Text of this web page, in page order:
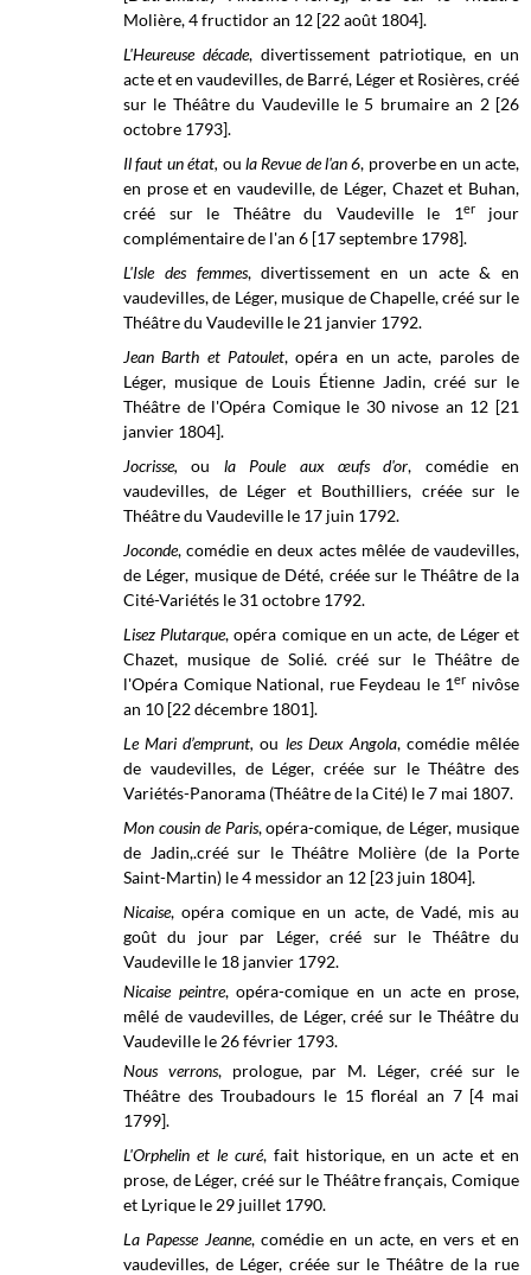
Molière, 4 fructidor an 12 [22 août 1804].
L'Heureuse décade, divertissement patriotique, en un
acte et en vaudevilles, de Barré, Léger et Rosières, créé
sur le Théâtre du Vaudeville le 5 brumaire an 2 [26
octobre 1793].
Il faut un état, ou la Revue de l'an 6, proverbe en un acte,
en prose et en vaudeville,de Léger, Chazet et Buhan,
créé sur le Théâtre du Vaudeville le 1erjour
complémentaire de l'an 6 [17 septembre 1798].
L'Isle des femmes, divertissement en un acte & en
vaudevilles, de Léger, musique de Chapelle, créé sur le
Théâtre du Vaudeville le 21 janvier 1792.
Jean Barth et Patoulet, opéra en un acte, paroles de
Léger, musique de Louis Étienne Jadin, créé sur le
Théâtre de l'Opéra Comique le 30 nivose an 12 [21
janvier 1804].
Jocrisse,ou la Poule aux œufs d'or, comédie en
vaudevilles, de Léger et Bouthilliers, créée sur le
Théâtre du Vaudeville le 17 juin 1792.
Joconde, comédie en deux actes mêlée de vaudevilles,
de Léger, musique de Dété, créée sur le Théâtre de la
Cité-Variétés le 31 octobre 1792.
Lisez Plutarque, opéra comique en un acte, de Léger et
Chazet, musique de Solié. créé sur le Théâtre de
l'Opéra Comique National, rue Feydeau le 1er nivôse
an 10 [22 décembre 1801].
Le Mari d’emprunt,ou les Deux Angola, comédie mêlée
de vaudevilles, de Léger, créée sur leThéâtre des
Variétés-Panorama (Théâtre de la Cité) le7 mai 1807.
Mon cousin de Paris, opéra-comique, de Léger, musique
de Jadin,.créé sur le Théâtre Molière (de la Porte
Saint-Martin) le4 messidor an 12 [23 juin 1804].
Nicaise, opéra comique en un acte, de Vadé, mis au
goût du jour par Léger, créé sur le Théâtre du
Vaudeville le 18 janvier 1792.
Nicaise peintre, opéra-comique en un acte en prose,
mêlé de vaudevilles, de Léger, créé sur le Théâtre du
Vaudeville le 26 février 1793.
Nous verrons, prologue, par M. Léger, créé sur le
Théâtre des Troubadours le 15 floréal an 7 [4 mai
1799].
L'Orphelin et le curé, fait historique, en un acte et en
prose, de Léger, créé sur le Théâtre français, Comique
et Lyrique le 29 juillet 1790.
La Papesse Jeanne, comédie en un acte, en vers et en
vaudevilles, de Léger, créée sur le Théâtre de la rue